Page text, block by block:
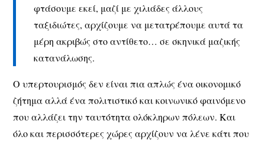
φτάσουμε εκεί, μαζί με χιλιάδες άλλους
ταξιδιώτες, αρχίζουμε να μετατρέπουμε αυτά τα
μέρη ακριβώς στο αντίθετο… σε σκηνικά μαζικής
κατανάλωσης.
Ο υπερτουρισμός δεν είναι πια απλώς ένα οικονομικό
ζήτημα αλλά ένα πολιτιστικό και κοινωνικό φαινόμενο
που αλλάζει την ταυτότητα ολόκληρων πόλεων. Και
όλο και περισσότερες χώρες αρχίζουν να λένε κάτι που